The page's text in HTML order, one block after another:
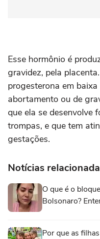
Esse hormônio é
gravidez, pela
progesterona em
abortamento ou de
que ela se desenvolve
trompas, e que tem
gestações.
Notícias
O que é o
Bolsonaro?
Por que as